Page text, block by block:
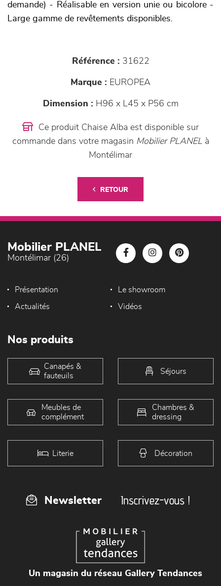
demande) - Réalisable en version unie ou bicolore -
Large gamme de revêtements disponibles.
Référence : 31622
Marque : EUROPEA
Dimension : H96 x L45 x P56 cm
Ce produit Chaise Alba est disponible sur
commande dans votre magasin Mobilier PLANELà
Montélimar
RETOUR
Mobilier PLANEL
Montélimar (26)
Présentation Le showroom
Actualités Vidéos
Nos produits
Canapés &
fauteuils
Séjours
Meubles de
complément
Chambres &
dressing
Literie Décoration
Newsletter Inscrivez-vous !
Un magasin du réseau Gallery Tendances